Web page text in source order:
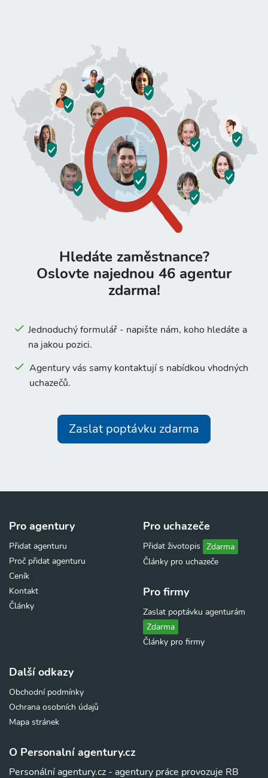
Hledáte zaměstnance?
Oslovte najednou 46 agentur
zdarma!
Jednoduchý formulář - napište nám, koho hledáte a
na jakou pozici.
Agentury vás samy kontaktují s nabídkou vhodných
uchazečů.
Zaslat poptávku zdarma
Pro agentury
Přidat agenturu
Proč přidat agenturu
Ceník
Kontakt
Články
Pro uchazeče
Přidat životopis Zdarma
Články pro uchazeče
Pro firmy
Zaslat poptávku agenturám
Zdarma
Články pro firmy
Další odkazy
Obchodní podmínky
Ochrana osobních údajů
Mapa stránek
O Personalní agentury.cz
Personální agentury.cz - agentury práce provozuje RB